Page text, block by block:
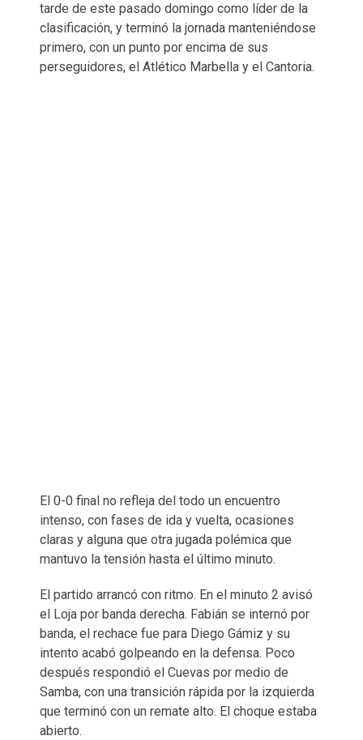
tarde de este pasado domingo como líder de la
clasificación, y terminó la jornada manteniéndose
primero, con un punto por encima de sus
perseguidores, el Atlético Marbella y el Cantoria.
El 0-0 final no refleja del todo un encuentro
intenso, con fases de ida y vuelta, ocasiones
claras y alguna que otra jugada polémica que
mantuvo la tensión hasta el último minuto.
El partido arrancó con ritmo. En el minuto 2 avisó
el Loja por banda derecha. Fabián se internó por
banda, el rechace fue para Diego Gámiz y su
intento acabó golpeando en la defensa. Poco
después respondió el Cuevas por medio de
Samba, con una transición rápida por la izquierda
que terminó con un remate alto. El choque estaba
abierto.